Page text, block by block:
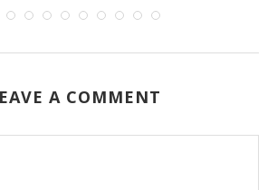
A COMMENT